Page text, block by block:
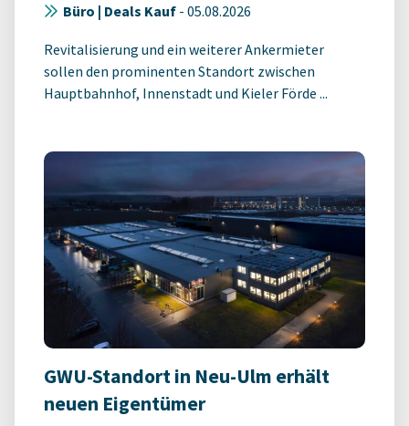
Büro | Deals Kauf - 05.08.2026
Revitalisierung und ein weiterer Ankermieter
sollen den prominenten Standort zwischen
Hauptbahnhof, Innenstadt und Kieler Förde ...
GWU-Standort in Neu-Ulm erhält
neuen Eigentümer